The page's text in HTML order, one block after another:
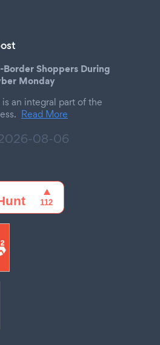
Shoppers During
Monday
an integral part of the
Read More
08-06